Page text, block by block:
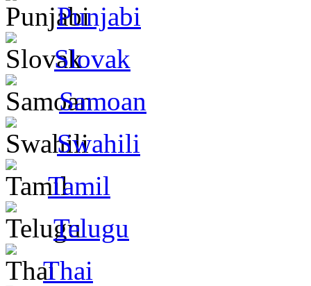
Punjabi
Slovak
Samoan
Swahili
Tamil
Telugu
Thai